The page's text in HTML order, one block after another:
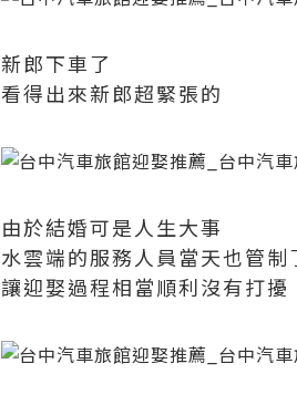
新郎下車了
看得出來新郎超緊張的
由於結婚可是人生大事
水雲端的服務人員當天也管制
讓迎娶過程相當順利沒有打擾